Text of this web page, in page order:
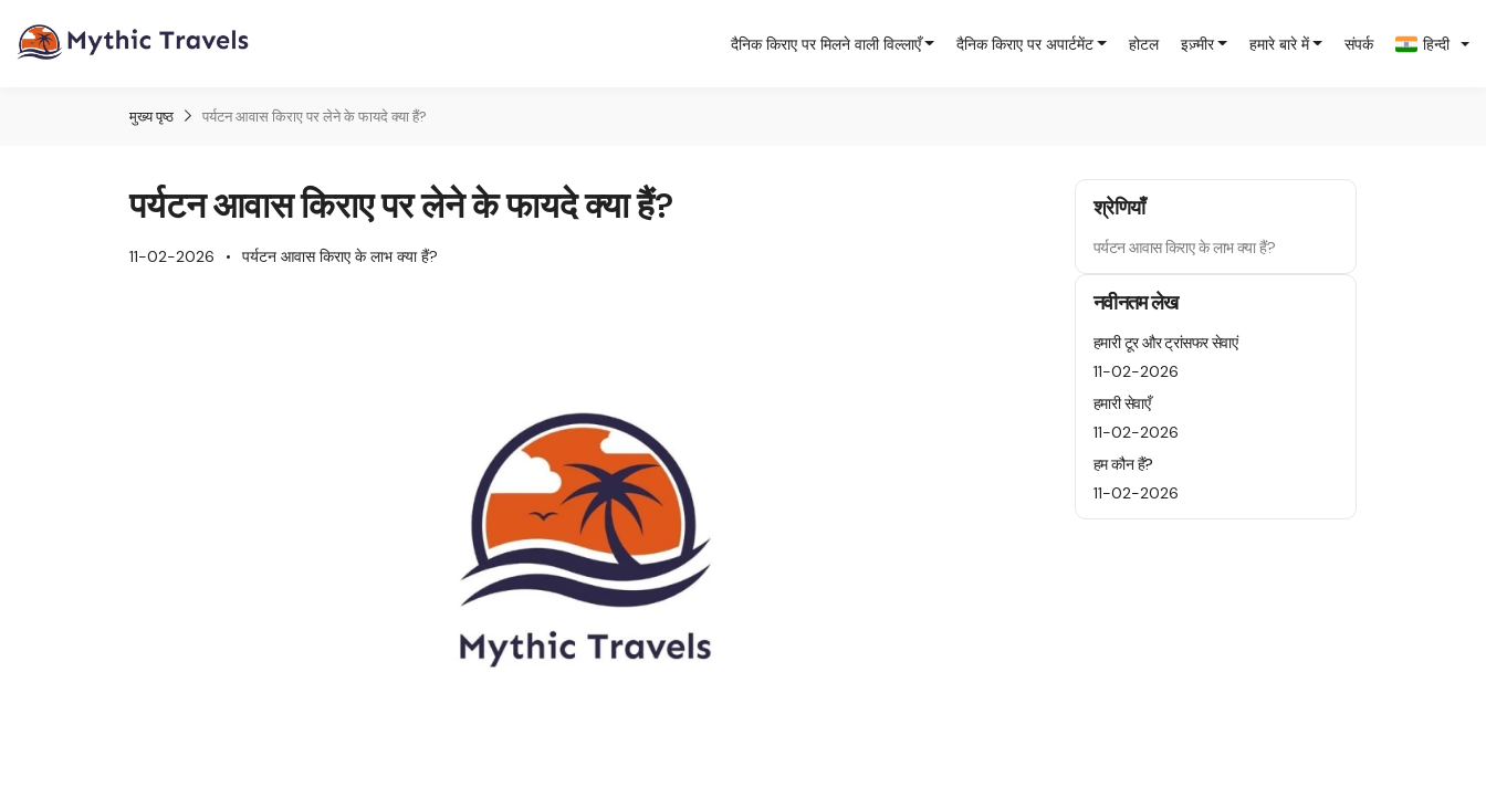
दैनिक किराए पर मिलने वाली विल्लाएँ दैनिक किराए पर अपार्टमेंट होटल इज़्मीर हमारे बारे में संपर्क हिन्दी
मुख्य पृष्ठ पर्यटन आवास किराए पर लेने के फायदे क्या हैं?
पर्यटन आवास किराए पर लेने के फायदे क्या हैं?
11-02-2026 पर्यटन आवास किराए के लाभ क्या हैं?
श्रेणियाँ
पर्यटन आवास किराए के लाभ क्या हैं?
नवीनतम लेख
हमारी टूर और ट्रांसफर सेवाएं
11-02-2026
हमारी सेवाएँ
11-02-2026
हम कौन हैं?
11-02-2026